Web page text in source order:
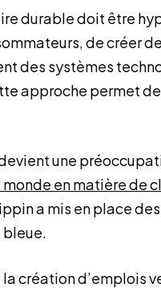
durable doit être
de créer
des systèmes
approche permet
une
monde en matière de
a mis en place
bleue.
création d’emplois